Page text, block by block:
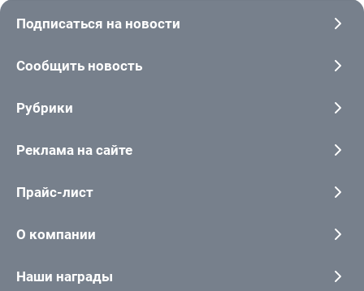
Подписаться на новости
Сообщить новость
Рубрики
Реклама на сайте
Прайс-лист
О компании
Наши награды